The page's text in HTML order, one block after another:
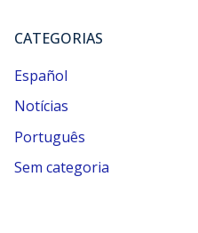
CATEGORIAS
Español
Notícias
Português
Sem categoria